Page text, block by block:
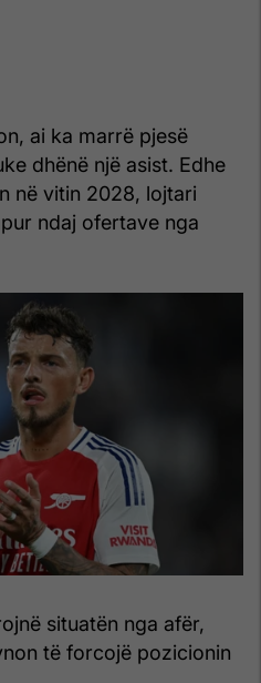
ai ka marrë pjesë
dhënë një asist. Edhe
në vitin 2028, lojtari
ndaj ofertave nga
situatën nga afër,
të forcojë pozicionin